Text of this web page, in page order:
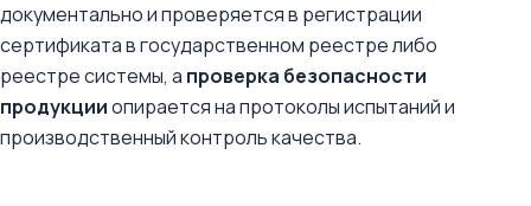
документально и проверяется в регистрации
сертификата в государственном реестре либо
реестре системы, а проверка безопасности
продукцииопирается на протоколы испытаний и
производственный контроль качества.